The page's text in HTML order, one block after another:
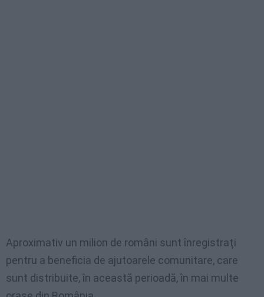
Aproximativ un milion de români sunt înregistraţi
pentru a beneficia de ajutoarele comunitare, care
sunt distribuite, în această perioadă, în mai multe